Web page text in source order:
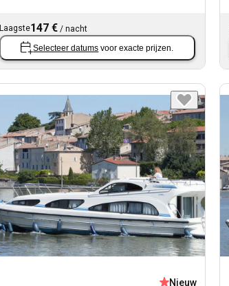
Laagste147 € / nacht
Selecteer datums voor exacte prijzen.
Nieuw